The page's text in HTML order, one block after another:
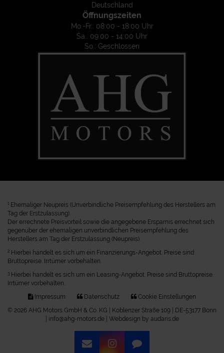
Deutschland
Öffnungszeiten
Mo.-Fr.: 08:00 - 18:00 Uhr
Sa.: 09:00 - 14:00 Uhr
So.: Geschlossen
1
Ehemaliger Neupreis (Unverbindliche Preisempfehlung des Herstellers am
Tag der Erstzulassung).
Der errechnete Preisvorteil sowie die angegebene Ersparnis errechnet sich
gegenüber der ehemaligen unverbindlichen Preisempfehlung des
Herstellers am Tag der Erstzulassung (Neupreis).
2 Hierbei handelt es sich um ein Finanzierungs-Angebot. Preise sind
Bruttopreise. Irrtümer vorbehalten.
3 Hierbei handelt es sich um ein Leasing-Angebot. Preise sind Bruttopreise.
Irrtümer vorbehalten.
Impressum
Datenschutz
Cookie Einstellungen
© 2026 AHG Motors GmbH & Co. KG | Koblenzer Straße 109 | DE-53177 Bonn
| info@ahg-motors.de | Webdesign by audaris.de